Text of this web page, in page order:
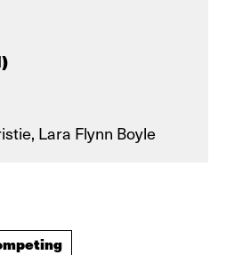
Lara Flynn Boyle